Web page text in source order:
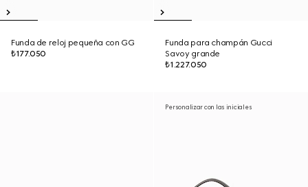
Funda de reloj pequeña con GG
₺177.050
Funda para champán Gucci
Savoy grande
₺1.227.050
Personalizar con las iniciales